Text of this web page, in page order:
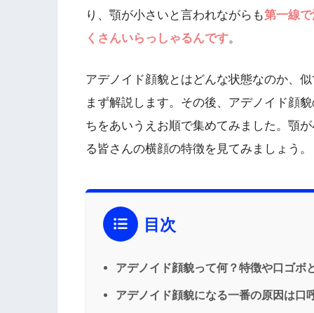
り、顎が小さいと言われながらも第一線
くさんいらっしゃるんです。
アデノイド顔貌とはどんな状態なのか、
まず解説します。その後、アデノイド顔
ちをあいうえお順で集めてみました。顎
る皆さんの横顔の特徴を見てみましょう。
目次
アデノイド顔貌って何？特徴や口ゴボ
アデノイド顔貌になる一番の原因は口